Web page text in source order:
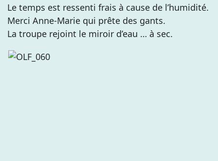
Le temps est ressenti frais à cause de l’humidité.
Merci Anne-Marie qui prête des gants.
La troupe rejoint le miroir d’eau … à sec.